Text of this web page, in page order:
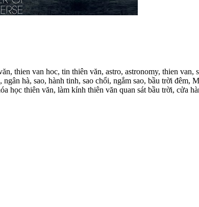
thien van hoc, tin thiên văn, astro, astronomy, thien
hà, sao, hành tinh, sao chổi, ngắm sao, bầu trời
học thiên văn, làm kính thiên văn quan sát bầu trời, cửa